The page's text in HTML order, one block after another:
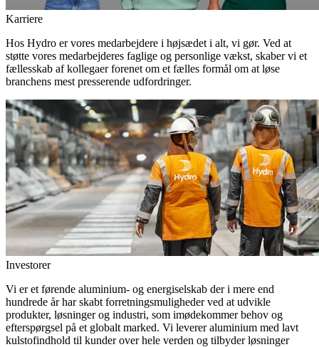
Karriere
Hos Hydro er vores medarbejdere i højsædet i alt, vi gør. Ved at
støtte vores medarbejderes faglige og personlige vækst, skaber vi et
fællesskab af kollegaer forenet om et fælles formål om at løse
branchens mest presserende udfordringer.
Investorer
Vi er et førende aluminium- og energiselskab der i mere end
hundrede år har skabt forretningsmuligheder ved at udvikle
produkter, løsninger og industri, som imødekommer behov og
efterspørgsel på et globalt marked. Vi leverer aluminium med lavt
kulstofindhold til kunder over hele verden og tilbyder løsninger